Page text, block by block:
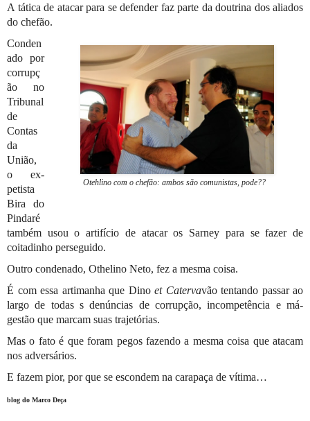
A tática de atacar para se defender faz parte da doutrina dos aliados
do chefão.
Otehlino com o chefão: ambos são comunistas, pode??
Conden
ado por
corrupç
ão no
Tribunal
de
Contas
da
União,
o ex-
petista
Bira do
Pindaré
também usou o artifício de atacar os Sarney para se fazer de
coitadinho perseguido.
Outro condenado, Othelino Neto, fez a mesma coisa.
É com essa artimanha que Dino et Catervavão tentando passar ao
largo de todas s denúncias de corrupção, incompetência e má-
gestão que marcam suas trajetórias.
Mas o fato é que foram pegos fazendo a mesma coisa que atacam
nos adversários.
E fazem pior, por que se escondem na carapaça de vítima…
blog do Marco Deça